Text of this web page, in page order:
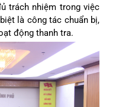
trách nhiệm trong việc
là công tác chuẩn bị,
động thanh tra.